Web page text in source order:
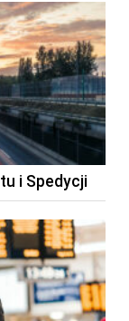
i Spedycji